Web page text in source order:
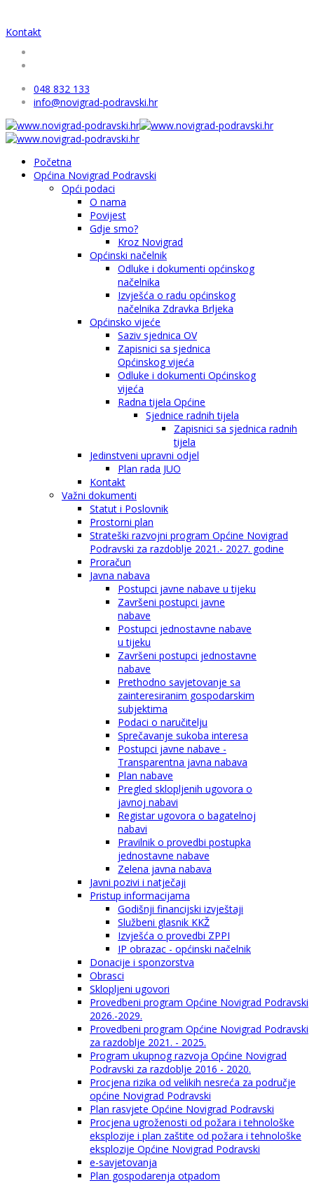
Kontakt
048 832 133
info@novigrad-podravski.hr
Početna
Općina Novigrad Podravski
Opći podaci
O nama
Povijest
Gdje smo?
Kroz Novigrad
Općinski načelnik
Odluke i dokumenti općinskog
načelnika
Izvješća o radu općinskog
načelnika Zdravka Brljeka
Općinsko vijeće
Saziv sjednica OV
Zapisnici sa sjednica
Općinskog vijeća
Odluke i dokumenti Općinskog
vijeća
Radna tijela Općine
Sjednice radnih tijela
Zapisnici sa sjednica radnih
tijela
Jedinstveni upravni odjel
Plan rada JUO
Kontakt
Važni dokumenti
Statut i Poslovnik
Prostorni plan
Strateški razvojni program Općine Novigrad
Podravski za razdoblje 2021.- 2027. godine
Proračun
Javna nabava
Postupci javne nabave u tijeku
Završeni postupci javne
nabave
Postupci jednostavne nabave
u tijeku
Završeni postupci jednostavne
nabave
Prethodno savjetovanje sa
zainteresiranim gospodarskim
subjektima
Podaci o naručitelju
Sprečavanje sukoba interesa
Postupci javne nabave -
Transparentna javna nabava
Plan nabave
Pregled sklopljenih ugovora o
javnoj nabavi
Registar ugovora o bagatelnoj
nabavi
Pravilnik o provedbi postupka
jednostavne nabave
Zelena javna nabava
Javni pozivi i natječaji
Pristup informacijama
Godišnji financijski izvještaji
Službeni glasnik KKŽ
Izvješća o provedbi ZPPI
IP obrazac - općinski načelnik
Donacije i sponzorstva
Obrasci
Sklopljeni ugovori
Provedbeni program Općine Novigrad Podravski
2026.-2029.
Provedbeni program Općine Novigrad Podravski
za razdoblje 2021. - 2025.
Program ukupnog razvoja Općine Novigrad
Podravski za razdoblje 2016 - 2020.
Procjena rizika od velikih nesreća za područje
općine Novigrad Podravski
Plan rasvjete Općine Novigrad Podravski
Procjena ugroženosti od požara i tehnološke
eksplozije i plan zaštite od požara i tehnološke
eksplozije Općine Novigrad Podravski
e-savjetovanja
Plan gospodarenja otpadom